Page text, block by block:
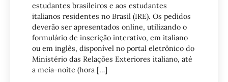
estudantes brasileiros e aos estudantes
italianos residentes no Brasil (IRE). Os pedidos
deverão ser apresentados online, utilizando o
formulário de inscrição interativo, em italiano
ou em inglês, disponível no portal eletrônico do
Ministério das Relações Exteriores italiano, até
a meia-noite (hora […]